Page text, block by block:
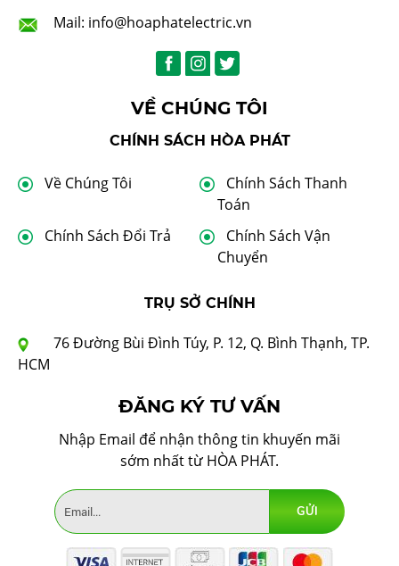
Mail: info@hoaphatelectric.vn
VỀ CHÚNG TÔI
CHÍNH SÁCH HÒA PHÁT
Về Chúng Tôi
Chính Sách Thanh
Toán
Chính Sách Đổi Trả
Chính Sách Vận
Chuyển
TRỤ SỞ CHÍNH
76 Đường Bùi Đình Túy, P. 12, Q. Bình Thạnh, TP.
HCM
ĐĂNG KÝ TƯ VẤN
Nhập Email để nhận thông tin khuyến mãi
sớm nhất từ HÒA PHÁT.